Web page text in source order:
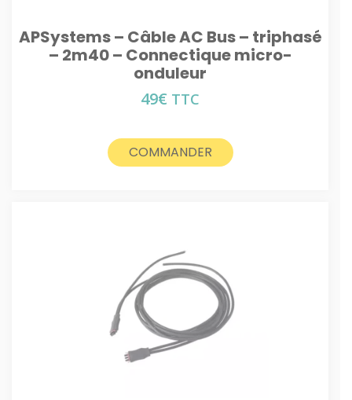
APSystems – Câble AC Bus – triphasé
– 2m40 – Connectique micro-
onduleur
49€ TTC
COMMANDER